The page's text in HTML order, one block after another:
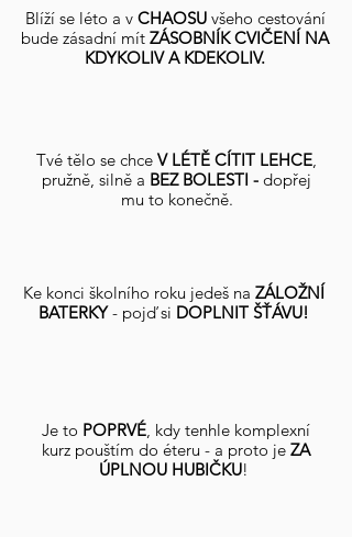
Blíží se léto a v CHAOSU všeho cestování
bude zásadní mít ZÁSOBNÍK CVIČENÍ NA
KDYKOLIV A KDEKOLIV.
Tvé tělo se chce V LÉTĚ CÍTIT LEHCE,
pružně, silně a BEZ BOLESTI - dopřej
mu to konečně.
Ke konci školního roku jedeš na ZÁLOŽNÍ
BATERKY- pojď si DOPLNIT ŠŤÁVU!
Je to POPRVÉ, kdy tenhle komplexní
kurz pouštím do éteru - a proto je ZA
ÚPLNOU HUBIČKU!